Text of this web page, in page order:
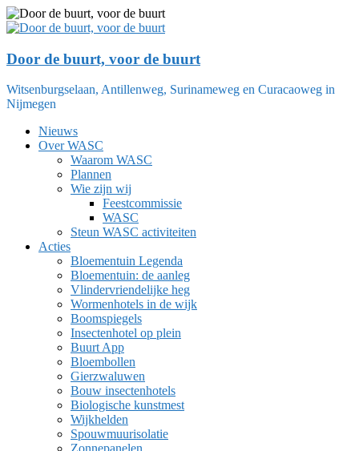
Ga
naar
inhoud
Door de buurt, voor de buurt
Witsenburgselaan, Antillenweg, Surinameweg en Curacaoweg in
Nijmegen
Nieuws
Over WASC
Waarom WASC
Plannen
Wie zijn wij
Feestcommissie
WASC
Steun WASC activiteiten
Acties
Bloementuin Legenda
Bloementuin: de aanleg
Vlindervriendelijke heg
Wormenhotels in de wijk
Boomspiegels
Insectenhotel op plein
Buurt App
Bloembollen
Gierzwaluwen
Bouw insectenhotels
Biologische kunstmest
Wijkhelden
Spouwmuurisolatie